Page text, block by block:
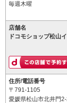
毎週木曜
店舗名
ドコモショップ松山
住所/電話番号
〒791-1105
愛媛県松山市北井門